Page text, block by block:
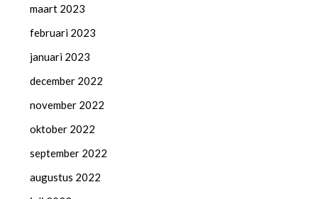
maart 2023
februari 2023
januari 2023
december 2022
november 2022
oktober 2022
september 2022
augustus 2022